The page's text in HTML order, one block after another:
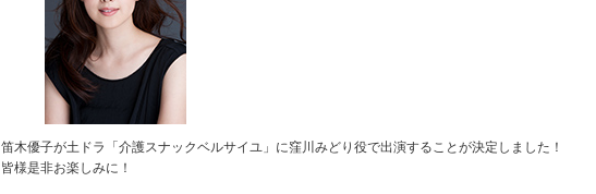
笛木優子が土ドラ「介護スナックベルサイユ」に窪川みどり役で出演することが決定しました！
皆様是非お楽しみに！